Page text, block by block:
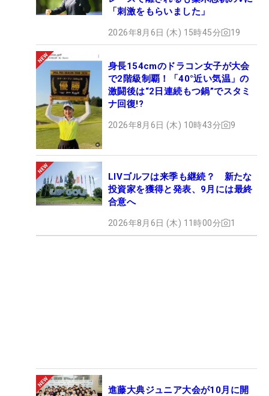
「刺激をもらいました」
2026年8月6日 (木) 15時45分 19
身長154cmのドラコン女子が大会
で2階級制覇！「40°近い気温」の
激闘後は“2日連続もつ鍋”でスタミ
ナ回復!?
2026年8月6日 (木) 10時43分 9
LIVゴルフは来季も継続？ 新たな
投資家を獲得と発表、9月には最終
合意へ
2026年8月6日 (木) 11時00分 1
進藤大典ジュニア大会が10月に開